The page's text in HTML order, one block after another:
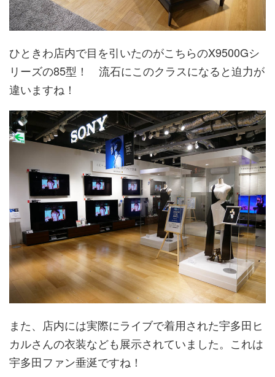
ひときわ店内で目を引いたのがこちらのX9500Gシ
リーズの85型！ 流石にこのクラスになると迫力が
違いますね！
また、店内には実際にライブで着用された宇多田ヒ
カルさんの衣装なども展示されていました。これは
宇多田ファン垂涎ですね！